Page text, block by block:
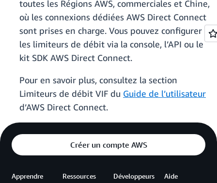
toutes les Régions AWS, commerciales et Chine,
où les connexions dédiées AWS Direct Connect
sont prises en charge. Vous pouvez configurer
les limiteurs de débit via la console, l’API ou le
kit SDK AWS Direct Connect.
Pour en savoir plus, consultez la section
Limiteurs de débit VIF du Guide de l’utilisateur
d’AWS Direct Connect.
Créer un compte AWS
Apprendre Ressources Développeurs Aide